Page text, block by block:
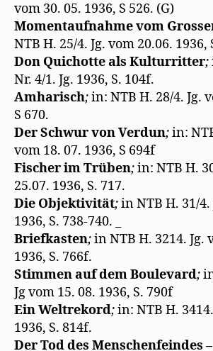
vom 30. 05. 1936, S 526. (G)
Momentaufnahme vom
NTB H. 25/4. Jg. vom 20.06. 1936,
Don Quichotte als Kulturritter;
Nr. 4/1. Jg. 1936, S. 104f.
Amharisch;in: NTB H. 28/4. Jg.
S 670.
Der Schwur von Verdun;in:
vom 18. 07. 1936, S 694f
Fischer im Trüben;in: NTB H.
25.07. 1936, S. 717.
Die Objektivität;in NTB H. 31/4.
1936, S. 738-740. _
Briefkasten;in NTB H. 3214. Jg.
1936, S. 766f.
Stimmen auf dem Boulevard;
Jg vom 15. 08. 1936, S. 790f
Ein Weltrekord;in: NTB H.
1936, S. 814f.
Der Tod des Menschenfeindes